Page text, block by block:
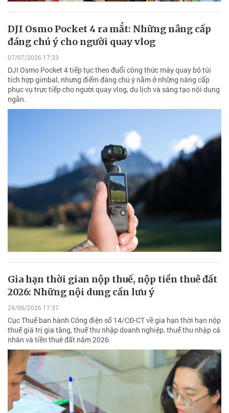
DJI Osmo Pocket 4 ra mắt: Những nâng cấp
đáng chú ý cho người quay vlog
07/07/2026 17:33
DJI Osmo Pocket 4 tiếp tục theo đuổi công thức máy quay bỏ túi
tích hợp gimbal, nhưng điểm đáng chú ý nằm ở những nâng cấp
phục vụ trực tiếp cho người quay vlog, du lịch và sáng tạo nội dung
ngắn.
Gia hạn thời gian nộp thuế, nộp tiền thuê đất
2026: Những nội dung cần lưu ý
29/06/2026 17:37
Cục Thuế ban hành Công điện số 14/CĐ-CT về gia hạn thời hạn nộp
thuế giá trị gia tăng, thuế thu nhập doanh nghiệp, thuế thu nhập cá
nhân và tiền thuê đất năm 2026.